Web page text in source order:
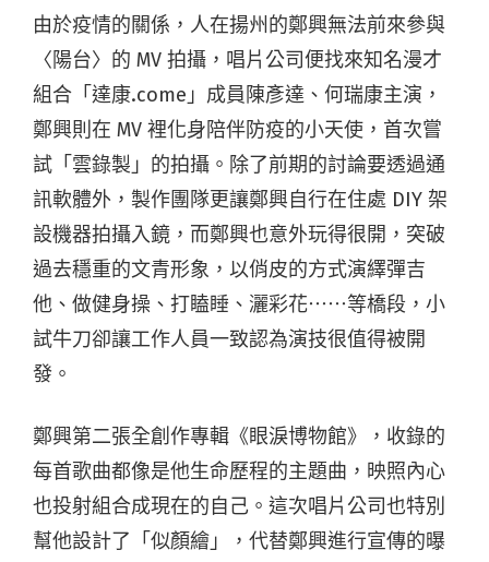
由於疫情的關係，人在揚州的鄭興無法前來參與
〈陽台〉的 MV 拍攝，唱片公司便找來知名漫才
組合「達康.come」成員陳彥達、何瑞康主演，
鄭興則在 MV 裡化身陪伴防疫的小天使，首次嘗
試「雲錄製」的拍攝。除了前期的討論要透過通
訊軟體外，製作團隊更讓鄭興自行在住處 DIY 架
設機器拍攝入鏡，而鄭興也意外玩得很開，突破
過去穩重的文青形象，以俏皮的方式演繹彈吉
他、做健身操、打瞌睡、灑彩花⋯⋯等橋段，小
試牛刀卻讓工作人員一致認為演技很值得被開
發。
鄭興第二張全創作專輯《眼淚博物館》，收錄的
每首歌曲都像是他生命歷程的主題曲，映照內心
也投射組合成現在的自己。這次唱片公司也特別
幫他設計了「似顏繪」，代替鄭興進行宣傳的曝